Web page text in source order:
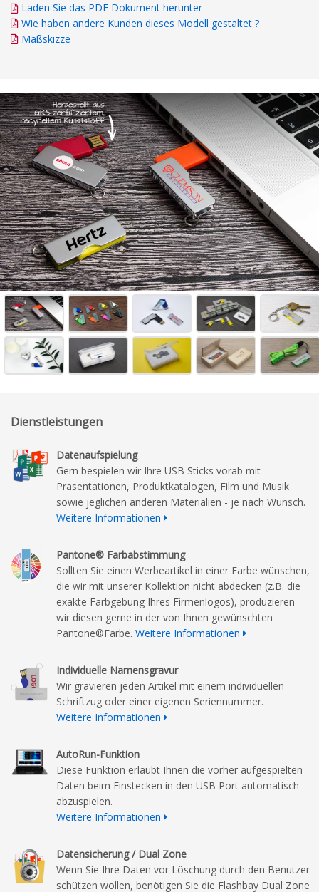
Laden Sie das PDF Dokument herunter
Wie haben andere Kunden dieses Modell gestaltet ?
Maßskizze
Dienstleistungen
Datenaufspielung
Gern bespielen wir Ihre USB Sticks vorab mit
Präsentationen, Produktkatalogen, Film und Musik
sowie jeglichen anderen Materialien - je nach Wunsch.
Weitere Informationen
Pantone® Farbabstimmung
Sollten Sie einen Werbeartikel in einer Farbe wünschen,
die wir mit unserer Kollektion nicht abdecken (z.B. die
exakte Farbgebung Ihres Firmenlogos), produzieren
wir diesen gerne in der von Ihnen gewünschten
Pantone®Farbe. Weitere Informationen
Individuelle Namensgravur
Wir gravieren jeden Artikel mit einem individuellen
Schriftzug oder einer eigenen Seriennummer.
Weitere Informationen
AutoRun-Funktion
Diese Funktion erlaubt Ihnen die vorher aufgespielten
Daten beim Einstecken in den USB Port automatisch
abzuspielen.
Weitere Informationen
Datensicherung / Dual Zone
Wenn Sie Ihre Daten vor Löschung durch den Benutzer
schützen wollen, benötigen Sie die Flashbay Dual Zone